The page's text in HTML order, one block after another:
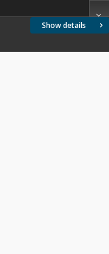
Show details